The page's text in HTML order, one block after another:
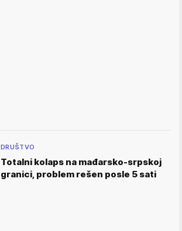
DRUŠTVO
Totalni kolaps na mađarsko-srpskoj
granici, problem rešen posle 5 sati